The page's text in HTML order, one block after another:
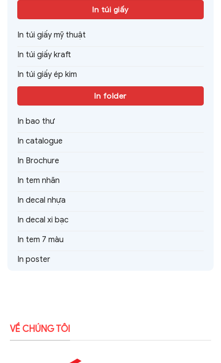
In túi giấy
In túi giấy mỹ thuật
In túi giấy kraft
In túi giấy ép kim
In folder
In bao thư
In catalogue
In Brochure
In tem nhãn
In decal nhựa
In decal xi bạc
In tem 7 màu
In poster
VỀ CHÚNG TÔI